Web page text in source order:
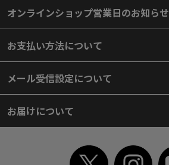
オンラインショップ営業日のお知らせ
お支払い方法について
メール受信設定について
お届けについて